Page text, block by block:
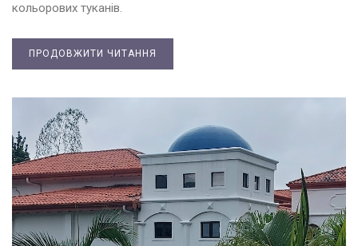
кольорових туканів.
ПРОДОВЖИТИ ЧИТАННЯ